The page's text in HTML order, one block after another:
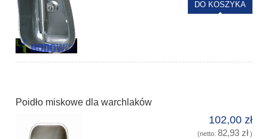
DO KOSZYKA
Poidło miskowe dla warchlaków
102,00 zł
(netto: 82,93 zł)